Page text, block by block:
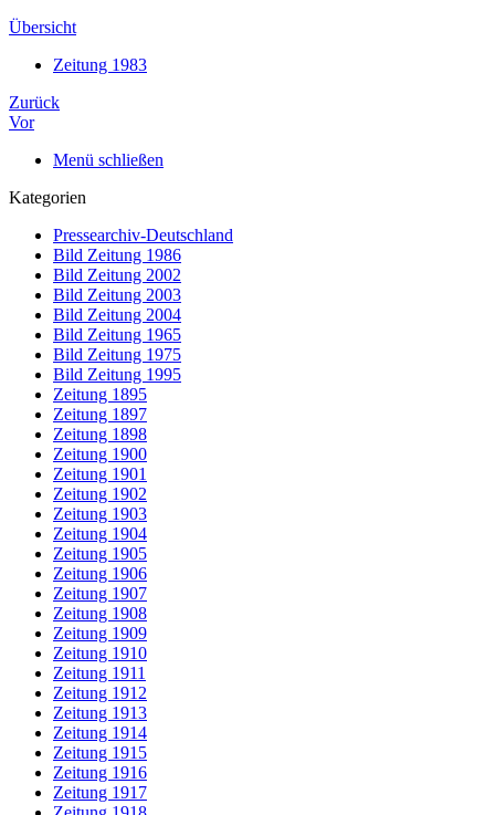
Übersicht
Zeitung 1983
Zurück
Vor
Menü schließen
Kategorien
Pressearchiv-Deutschland
Bild Zeitung 1986
Bild Zeitung 2002
Bild Zeitung 2003
Bild Zeitung 2004
Bild Zeitung 1965
Bild Zeitung 1975
Bild Zeitung 1995
Zeitung 1895
Zeitung 1897
Zeitung 1898
Zeitung 1900
Zeitung 1901
Zeitung 1902
Zeitung 1903
Zeitung 1904
Zeitung 1905
Zeitung 1906
Zeitung 1907
Zeitung 1908
Zeitung 1909
Zeitung 1910
Zeitung 1911
Zeitung 1912
Zeitung 1913
Zeitung 1914
Zeitung 1915
Zeitung 1916
Zeitung 1917